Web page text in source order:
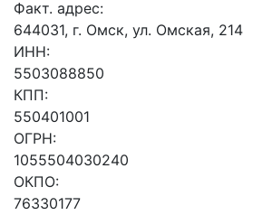
Факт. адрес:
644031, г. Омск, ул. Омская, 214
ИНН:
5503088850
КПП:
550401001
ОГРН:
1055504030240
ОКПО:
76330177